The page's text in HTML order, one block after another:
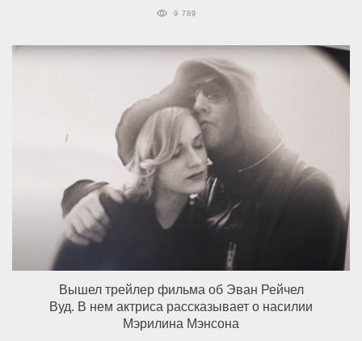
9 789
Вышел трейлер фильма об Эван Рейчел
Вуд. В нем актриса рассказывает о насилии
Мэрилина Мэнсона